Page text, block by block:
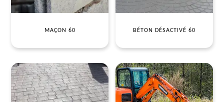
MAÇON 60 BÉTON DÉSACTIVÉ 60